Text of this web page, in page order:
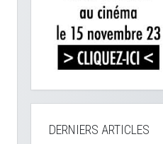
DERNIERS ARTICLES